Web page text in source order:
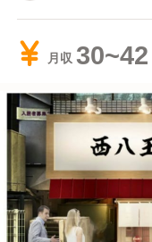
月収 30~42